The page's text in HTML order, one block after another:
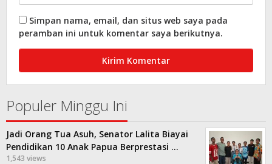
Simpan nama, email, dan situs web saya pada
peramban ini untuk komentar saya berikutnya.
Populer Minggu Ini
Jadi Orang Tua Asuh, Senator Lalita Biayai
Pendidikan 10 Anak Papua Berprestasi …
1,543 views